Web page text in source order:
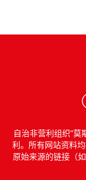
自治非营利组织“莫
利。所有网站资料
原始来源的链接（